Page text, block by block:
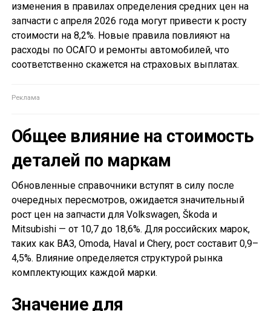
изменения в правилах определения средних цен на
запчасти с апреля 2026 года могут привести к росту
стоимости на 8,2%. Новые правила повлияют на
расходы по ОСАГО и ремонты автомобилей, что
соответственно скажется на страховых выплатах.
Общее влияние на стоимость
деталей по маркам
Обновленные справочники вступят в силу после
очередных пересмотров, ожидается значительный
рост цен на запчасти для Volkswagen, Škoda и
Mitsubishi — от 10,7 до 18,6%. Для российских марок,
таких как ВАЗ, Omoda, Haval и Chery, рост составит 0,9–
4,5%. Влияние определяется структурой рынка
комплектующих каждой марки.
Значение для